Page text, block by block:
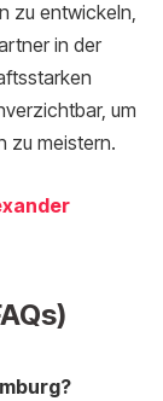
zu entwickeln,
in der
um
zu meistern.